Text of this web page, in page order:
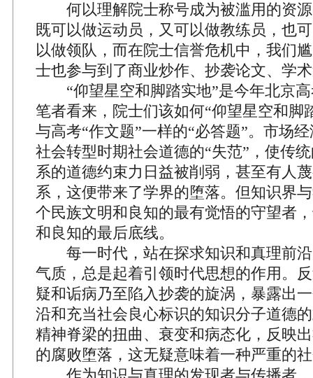
何以理解院士称号成为被滥用的资源
既可以做运动员，又可以做教练员，也
以做领队，而在院士信誉危机中，我们
士也参与到了商业炒作、抄袭论文、学
“仰望星空和脚踏实地”是今年北京高
笔者看来，院士们该如何“仰望星空和脚
与高考“作文题”一样的“必答题”。市场
社会转型时期社会道德的“失范”，使传
系的道德约束力日益被削弱，甚至有人
系，这便带来了学界的堕落。但知识界
个民族文明和良知的最有觉悟的守望者
和良知的最后底线。
每一时代，站在探求知识和真理前沿
气质，总是起着引领时代思想的作用。
疑和诟病乃至陷入抄袭的旋涡，暴露出
沿和充当社会良心标识的知识分子道德
精神脊梁的扭曲、衰变和病态化，反映
的腐败堕落，这无疑意味着一种严重的